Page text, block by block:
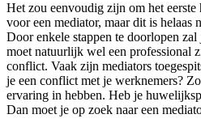
Het zou eenvoudig zijn om het eerste
voor een mediator, maar dit is helaas
Door enkele stappen te doorlopen
moet natuurlijk wel een professional
conflict. Vaak zijn mediators
je een conflict met je werknemers?
ervaring in hebben. Heb je
Dan moet je op zoek naar een